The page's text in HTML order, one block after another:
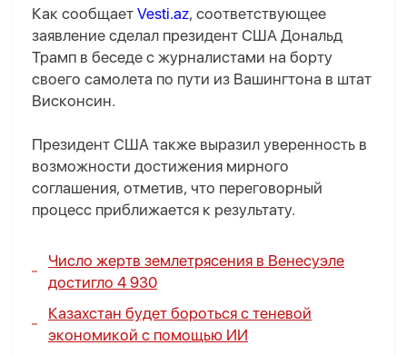
Как сообщает Vesti.az, соответствующее
заявление сделал президент США Дональд
Трамп в беседе с журналистами на борту
своего самолета по пути из Вашингтона в штат
Висконсин.
Президент США также выразил уверенность в
возможности достижения мирного
соглашения, отметив, что переговорный
процесс приближается к результату.
Число жертв землетрясения в Венесуэле
достигло 4 930
Казахстан будет бороться с теневой
экономикой с помощью ИИ